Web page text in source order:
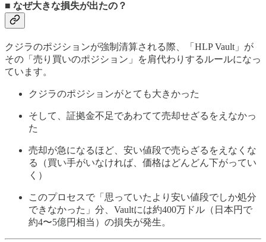
■ なぜ大きな損失が出たの？
クジラのポジションが強制清算される際、「HLP Vault」が
その「売り買いのポジション」を肩代わりするルールになっ
ています。
クジラのポジションがとても大きかった
そして、証拠金不足であわてて売却せざるをえなかっ
た
売却が急になるほど、安い値段で売らざるをえなくな
る（買い手がいなければ、価格はどんどん下がってい
く）
このプロセスで「思っていたより安い値段でしか処分
できなかった」分、Vaultには約400万ドル（日本円で
約4〜5億円相当）の損失が発生。